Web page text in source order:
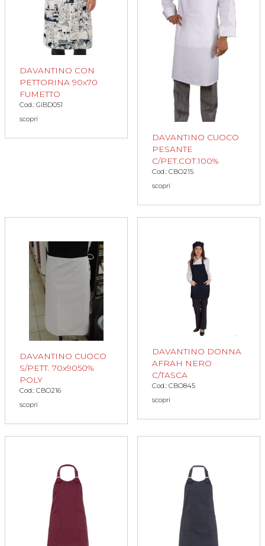
DAVANTINO CON
PETTORINA 90x70
FUMETTO
Cod.: GIBD051
scopri
DAVANTINO CUOCO
PESANTE
C/PET.COT.100%
Cod.: CBO215
scopri
DAVANTINO CUOCO
S/PETT. 70x9050%
POLY
Cod.: CBO216
scopri
DAVANTINO DONNA
AFRAH NERO
C/TASCA
Cod.: CBO845
scopri